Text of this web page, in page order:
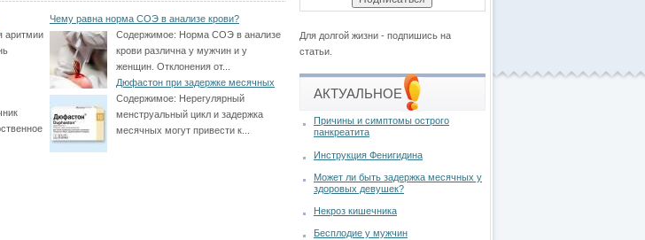
аритмии
Чему равна норма СОЭ в анализе крови?
Содержимое: Норма СОЭ в анализе
крови различна у мужчин и у
женщин. Отклонения от...
Дюфастон при задержке месячных
Содержимое: Нерегулярный
менструальный цикл и задержка
месячных могут привести к...
Для долгой жизни - подпишись на
статьи.
АКТУАЛЬНОЕ
Причины и симптомы острого
панкреатита
Инструкция Фенигидина
Может ли быть задержка месячных у
здоровых девушек?
Некроз кишечника
Бесплодие у мужчин